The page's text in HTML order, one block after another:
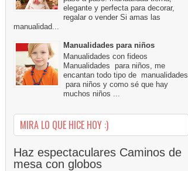
elegante y perfecta para decorar,
regalar o vender Si amas las
manualidad...
Manualidades para niños
Manualidades con fideos
Manualidades para niños, me
encantan todo tipo de manualidades
para niños y como sé que hay
muchos niños ...
MIRA LO QUE HICE HOY :)
Haz espectaculares Caminos de
mesa con globos